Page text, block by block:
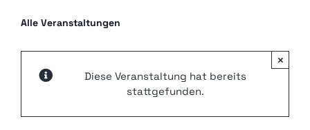
Qookingtable Academy
Gutscheine
Alle Veranstaltungen
Diese Veranstaltung hat bereits
stattgefunden.
×